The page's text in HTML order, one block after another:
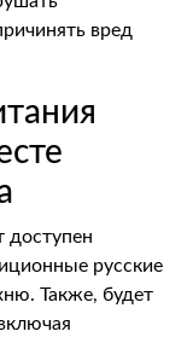
вред
доступен
русские
Также, будет